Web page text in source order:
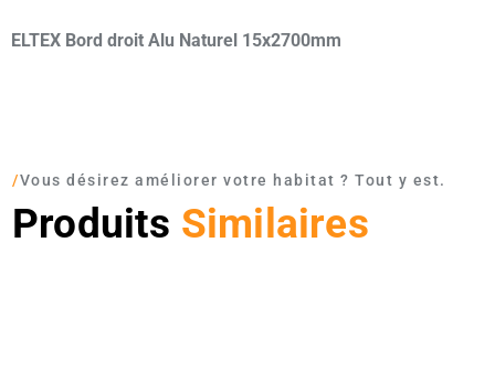
ELTEX Bord droit Alu Naturel 15x2700mm
/Vous désirez améliorer votre habitat ? Tout y est.
Produits Similaires